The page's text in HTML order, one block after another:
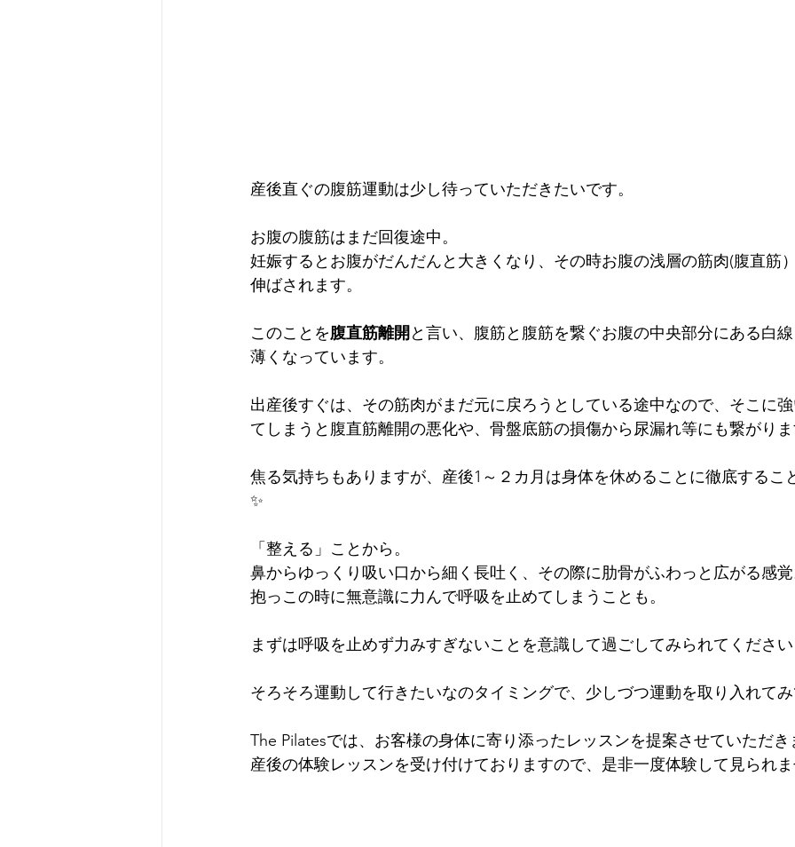
産後直ぐの腹筋運動は少し待っていただきたいです。
お腹の腹筋はまだ回復途中。
妊娠するとお腹がだんだんと大きくなり、その時お腹の浅層の筋肉(腹直筋
伸ばされます。
このことを腹直筋離開 と言い、腹筋と腹筋を繋ぐお腹の中央部分にある白
薄くなっています。
出産後すぐは、その筋肉がまだ元に戻ろうとしている途中なので、そこに
てしまうと腹直筋離開の悪化や、骨盤底筋の損傷から尿漏れ等にも繋がり
焦る気持ちもありますが、産後1～２カ月は身体を休めることに徹底する
✨
「整える」ことから。
鼻からゆっくり吸い口から細く長吐く、その際に肋骨がふわっと広がる感
抱っこの時に無意識に力んで呼吸を止めてしまうことも。
まずは呼吸を止めず力みすぎないことを意識して過ごしてみられてくださ
そろそろ運動して行きたいなのタイミングで、少しづつ運動を取り入れて
The Pilatesでは、お客様の身体に寄り添ったレッスンを提案させていただき
産後の体験レッスンを受け付けておりますので、是非一度体験して見られ